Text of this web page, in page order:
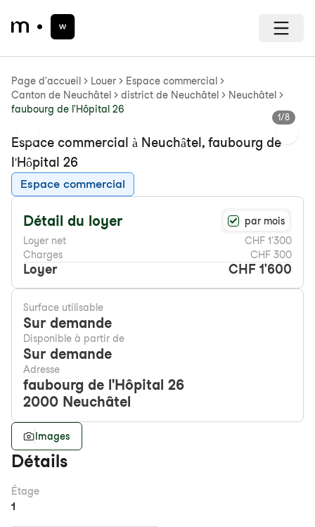
Page d'accueil Louer
Espace commercial
Canton de Neuchâtel
district de Neuchâtel
Neuchâtel
faubourg de l'Hôpital 26
Previous slide
1/8
Espace commercial à Neuchâtel, faubourg de
l'Hôpital 26
Espace commercial
Détail du loyer
par mois
Loyer net
CHF 1'300
Charges
CHF 300
Loyer CHF 1'600
Surface utilisable
Sur demande
Disponible à partir de
Sur demande
Adresse
faubourg de l'Hôpital 26
2000 Neuchâtel
Images
Détails
Étage
1